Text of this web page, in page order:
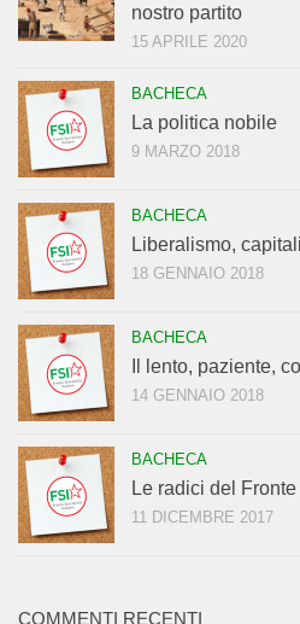
nostro partito
15 APRILE 2020
BACHECA
La politica nobile
9 MARZO 2018
BACHECA
Liberalismo,
18 GENNAIO 2018
BACHECA
Il lento, paziente,
14 GENNAIO 2018
BACHECA
Le radici del
11 DICEMBRE 2017
COMMENTI RECENTI